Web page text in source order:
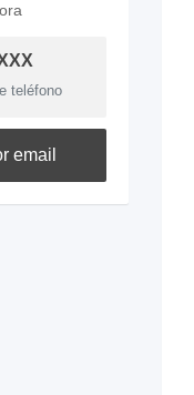
teléfono
email